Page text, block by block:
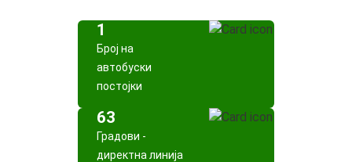
1
Број на
автобуски
постојки
63
Градови -
директна линија